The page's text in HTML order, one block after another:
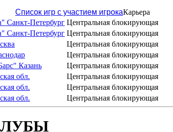
Список игр с участием игрокаКарьера
Санкт-Петербург Центральная блокирующая
Санкт-Петербург Центральная блокирующая
Центральная блокирующая
Центральная блокирующая
Казань
Центральная блокирующая
обл.
Центральная блокирующая
обл.
Центральная блокирующая
обл. Центральная блокирующая